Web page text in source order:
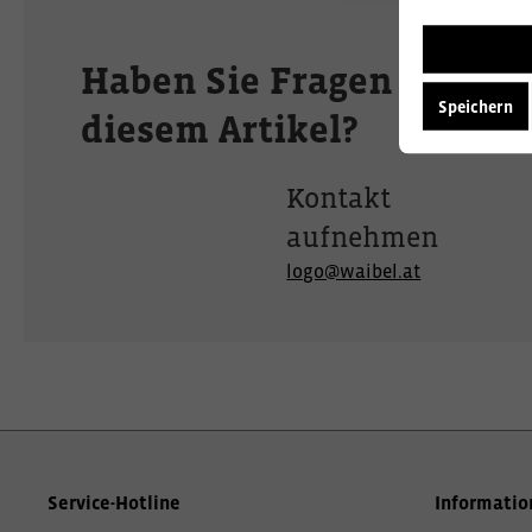
Haben Sie Fragen zu
diesem Artikel?
Kontakt
aufnehmen
logo@waibel.at
Service-Hotline
Speichern